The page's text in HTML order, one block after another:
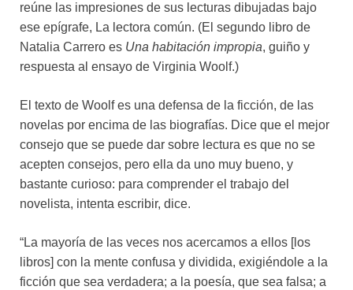
reúne las impresiones de sus lecturas dibujadas bajo
ese epígrafe, La lectora común. (El segundo libro de
Natalia Carrero es Una habitación impropia, guiño y
respuesta al ensayo de Virginia Woolf.)
El texto de Woolf es una defensa de la ficción, de las
novelas por encima de las biografías. Dice que el mejor
consejo que se puede dar sobre lectura es que no se
acepten consejos, pero ella da uno muy bueno, y
bastante curioso: para comprender el trabajo del
novelista, intenta escribir, dice.
“La mayoría de las veces nos acercamos a ellos [los
libros] con la mente confusa y dividida, exigiéndole a la
ficción que sea verdadera; a la poesía, que sea falsa; a